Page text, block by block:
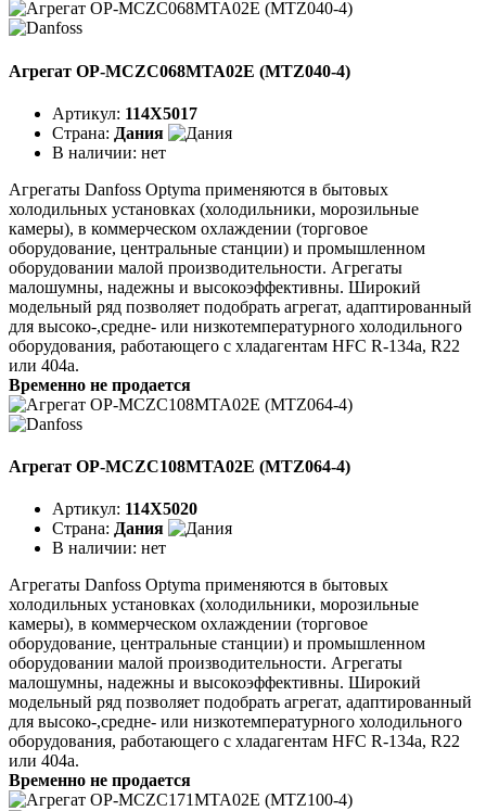
Агрегат OP-MCZC068MTA02E (MTZ040-4)
Артикул: 114X5017
Страна: Дания
В наличии: нет
Агрегаты Danfoss Optyma применяются в бытовых
холодильных установках (холодильники, морозильные
камеры), в коммерческом охлаждении (торговое
оборудование, центральные станции) и промышленном
оборудовании малой производительности. Агрегаты
малошумны, надежны и высокоэффективны. Широкий
модельный ряд позволяет подобрать агрегат, адаптированный
для высоко-,средне- или низкотемпературного холодильного
оборудования, работающего с хладагентам HFC R-134a, R22
или 404a.
Временно не продается
Агрегат OP-MCZC108MTA02E (MTZ064-4)
Артикул: 114X5020
Страна: Дания
В наличии: нет
Агрегаты Danfoss Optyma применяются в бытовых
холодильных установках (холодильники, морозильные
камеры), в коммерческом охлаждении (торговое
оборудование, центральные станции) и промышленном
оборудовании малой производительности. Агрегаты
малошумны, надежны и высокоэффективны. Широкий
модельный ряд позволяет подобрать агрегат, адаптированный
для высоко-,средне- или низкотемпературного холодильного
оборудования, работающего с хладагентам HFC R-134a, R22
или 404a.
Временно не продается